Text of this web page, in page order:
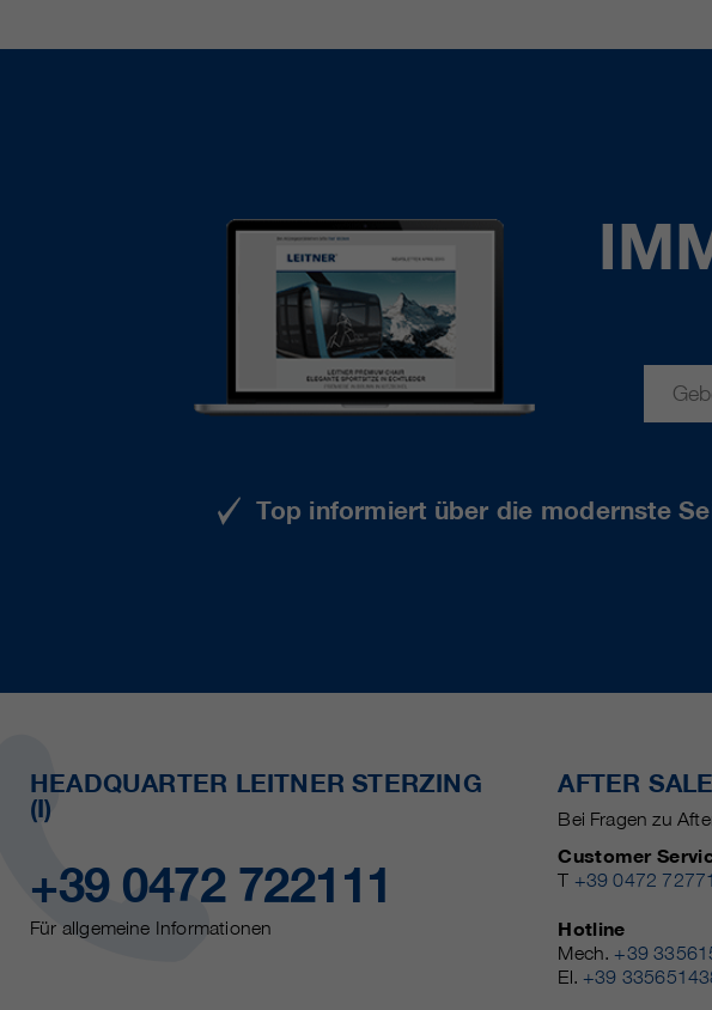
Top informiert über die modernste
HEADQUARTER LEITNER STERZING
(I)
+39 0472 722111
Für allgemeine Informationen
AFTER
Bei Fragen zu
Customer
T +39 0472
Hotline
Mech. +39
El. +39